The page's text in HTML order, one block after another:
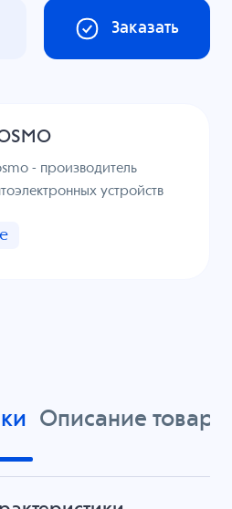
Заказать
- производитель
устройств
Описание товара